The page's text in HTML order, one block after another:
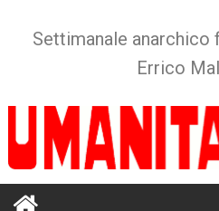
Settimanale anarchico
Errico